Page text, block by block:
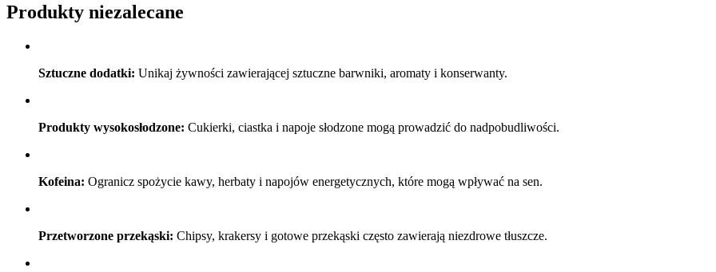
Produkty niezalecane
Sztuczne dodatki: Unikaj żywności zawierającej sztuczne barwniki, aromaty i konserwanty.
Produkty wysokosłodzone: Cukierki, ciastka i napoje słodzone mogą prowadzić do nadpobudliwości.
Kofeina: Ogranicz spożycie kawy, herbaty i napojów energetycznych, które mogą wpływać na sen.
Przetworzone przekąski: Chipsy, krakersy i gotowe przekąski często zawierają niezdrowe tłuszcze.